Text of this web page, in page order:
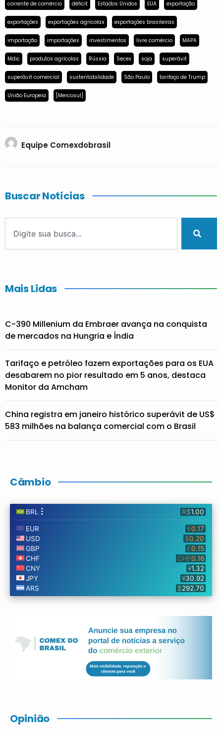
corrente de comércio déficit Estados Unidos EUA exportação
exportações exportações agrícolas exportações brasileiras
importação importações investimentos livre comércio MAPA
Mdic produtos agrícolas Rússia Secex soja superávit
superávit comercial sustentabilidade São Paulo tarifaço de Trump
União Europeia [Mercosul]
Equipe Comexdobrasil
Buscar Notícias
Mais Lidas
C-390 Millenium da Embraer avança na conquista
de mercados na Hungria e Índia
Tarifaço e petróleo fazem exportações para os EUA
desabarem no pior resultado em 5 anos, destaca
Monitor da Amcham
China registra em janeiro histórico superávit de US$
583 milhões na balança comercial com o Brasil
Câmbio
Opinião